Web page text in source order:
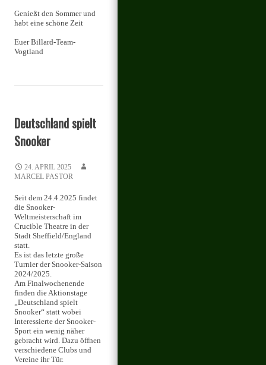
Genießt den Sommer und
habt eine schöne Zeit
Euer Billard-Team-
Vogtland
Deutschland spielt
Snooker
24. APRIL 2025
MARCEL PASTOR
Seit dem 24.4.2025 findet
die Snooker-
Weltmeisterschaft im
Crucible Theatre in der
Stadt Sheffield/England
statt.
Es ist das letzte große
Turnier der Snooker-Saison
2024/2025.
Am Finalwochenende
finden die Aktionstage
„Deutschland spielt
Snooker“ statt wobei
Interessierte der Snooker-
Sport ein wenig näher
gebracht wird. Dazu öffnen
verschiedene Clubs und
Vereine ihr Tür.